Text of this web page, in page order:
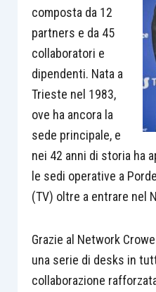
composta da 12
partners e da 45
collaboratori e
dipendenti. Nata a
Trieste nel 1983,
ove ha ancora la
sede principale, e
nei 42 anni di storia ha
le sedi operative a
(TV) oltre a entrare nel
Grazie al Network
una serie di desks in
collaborazione